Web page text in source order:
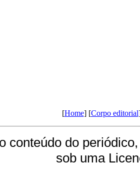
[Home] [Corpo editorial
conteúdo do
sob uma